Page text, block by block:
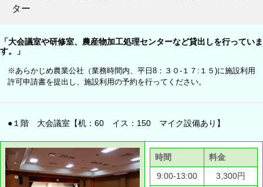
ター
「大会議室や研修室、農産物加工処理センターなど貸出しを行っていま
す。」
※あらかじめ農業公社（業務時間内、平日8：３０-１７:１５)に施設利用
許可申請書を提出し、施設利用の予約を行ってください。
●１階 大会議室【机：60 イス：150 マイク設備あり】
時間
料金
9:00‐13:00
3,300円